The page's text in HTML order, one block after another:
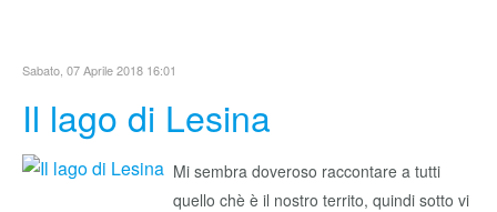
Sabato, 07 Aprile 2018 16:01
Il lago di Lesina
Mi sembra doveroso raccontare a tutti
quello chè è il nostro territo, quindi sotto vi